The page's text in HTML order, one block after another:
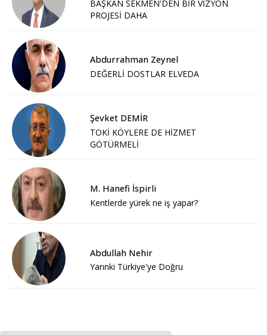
BAŞKAN SEKMEN'DEN BİR VİZYON
PROJESİ DAHA
Abdurrahman Zeynel
DEĞERLİ DOSTLAR ELVEDA
Şevket DEMİR
TOKİ KÖYLERE DE HİZMET
GÖTÜRMELİ
M. Hanefi İspirli
Kentlerde yürek ne iş yapar?
Abdullah Nehir
Yarınki Türkiye'ye Doğru